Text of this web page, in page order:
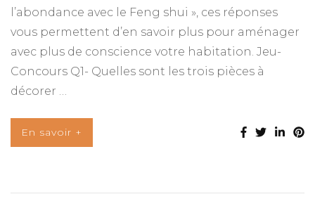
l’abondance avec le Feng shui », ces réponses
vous permettent d’en savoir plus pour aménager
avec plus de conscience votre habitation. Jeu-
Concours Q1- Quelles sont les trois pièces à
décorer …
En savoir +